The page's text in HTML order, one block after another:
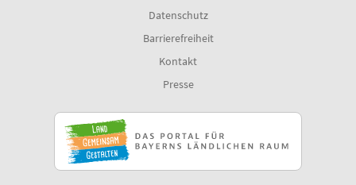
Datenschutz
Barrierefreiheit
Kontakt
Presse